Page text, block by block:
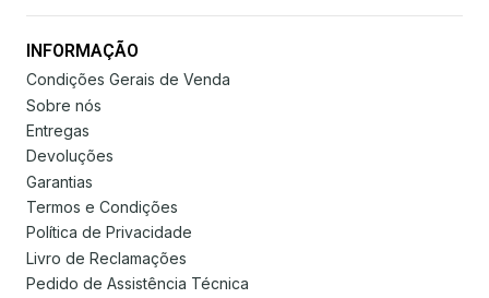
INFORMAÇÃO
Condições Gerais de Venda
Sobre nós
Entregas
Devoluções
Garantias
Termos e Condições
Política de Privacidade
Livro de Reclamações
Pedido de Assistência Técnica